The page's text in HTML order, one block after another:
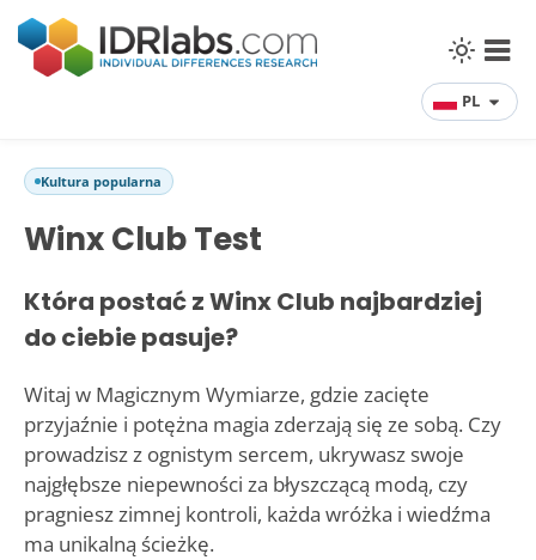
PL
Kultura popularna
Winx Club Test
Która postać z Winx Club najbardziej
do ciebie pasuje?
Witaj w Magicznym Wymiarze, gdzie zacięte
przyjaźnie i potężna magia zderzają się ze sobą. Czy
prowadzisz z ognistym sercem, ukrywasz swoje
najgłębsze niepewności za błyszczącą modą, czy
pragniesz zimnej kontroli, każda wróżka i wiedźma
ma unikalną ścieżkę.